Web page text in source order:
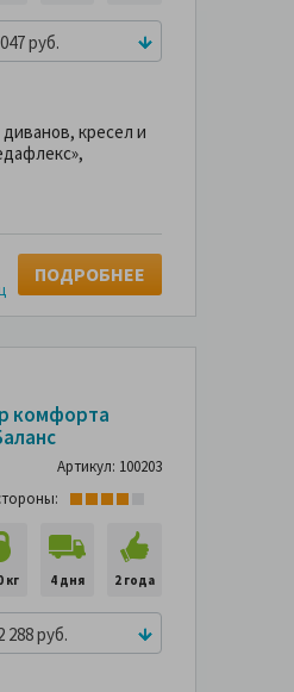
руб.
кресел и
ПОДРОБНЕЕ
комфорта
Артикул: 100203
кг 4 дня 2 года
288 руб.